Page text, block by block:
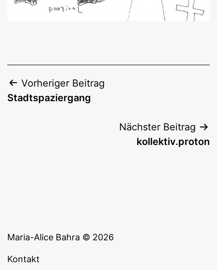
Beitragsnavigation
Vorheriger Beitrag
Stadtspaziergang
Nächster Beitrag
kollektiv.proton
Maria-Alice Bahra © 2026
Kontakt